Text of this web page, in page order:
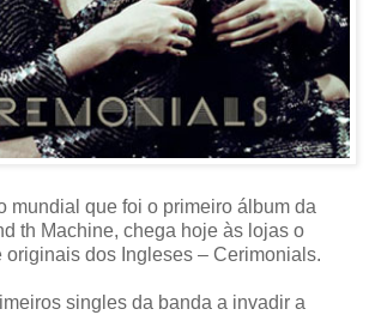
mundial que foi o primeiro álbum da
th Machine, chega hoje às lojas o
originais dos Ingleses – Cerimonials.
singles da banda a invadir a